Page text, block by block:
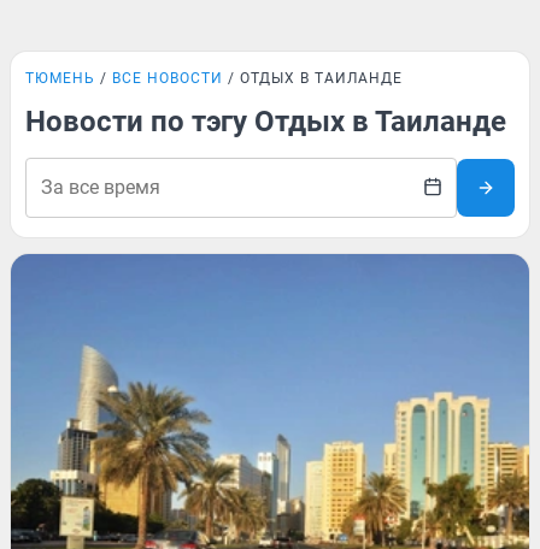
ТЮМЕНЬ ВСЕ НОВОСТИ ОТДЫХ В ТАИЛАНДЕ
Новости по тэгу Отдых в Таиланде